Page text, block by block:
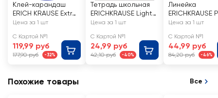
Клей-карандаш
ERICH KRAUSE Extra,
Арт. 4443, 15г
Цена за 1 шт
С Картой №1
119,99 руб
177,90 руб -32%
Тетрадь школьная
ERICHKRAUSE Light
Rhombs, 12 листов,
Цена за 1 шт
С Картой №1
24,99 руб
42,10 руб -40%
Линейка
ERICHKRAUSE
15см
Цена за 1 шт
С Картой №1
44,99 руб
84,20 руб -46%
Похожие товары Все